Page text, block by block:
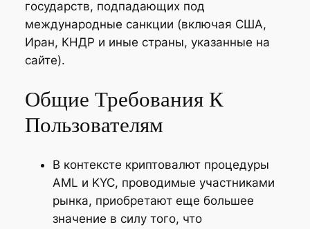
государств, подпадающих под
международные санкции (включая США,
Иран, КНДР и иные страны, указанные на
сайте).
Общие Требования К
Пользователям
В контексте криптовалют процедуры
AML и KYC, проводимые участниками
рынка, приобретают еще большее
значение в силу того, что